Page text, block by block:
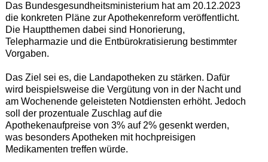
Das Bundesgesundheitsministerium hat am 20.12.2023
die konkreten Pläne zur Apothekenreform veröffentlicht.
Die Hauptthemen dabei sind Honorierung,
Telepharmazie und die Entbürokratisierung bestimmter
Vorgaben.
Das Ziel sei es, die Landapotheken zu stärken. Dafür
wird beispielsweise die Vergütung von in der Nacht und
am Wochenende geleisteten Notdiensten erhöht. Jedoch
soll der prozentuale Zuschlag auf die
Apothekenaufpreise von 3% auf 2% gesenkt werden,
was besonders Apotheken mit hochpreisigen
Medikamenten treffen würde.